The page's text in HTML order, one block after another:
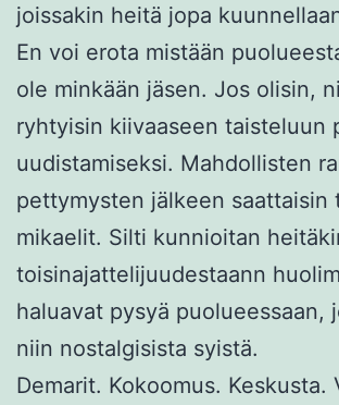
joissakin heitä jopa
En voi erota mistään
ole minkään jäsen. Jos olisin,
ryhtyisin kiivaaseen taisteluun
uudistamiseksi. Mahdollisten
pettymysten jälkeen saattaisin
mikaelit. Silti kunnioitan
toisinajattelijuudestaann
haluavat pysyä puolueessaan,
niin nostalgisista syistä.
Demarit. Kokoomus. Keskusta.